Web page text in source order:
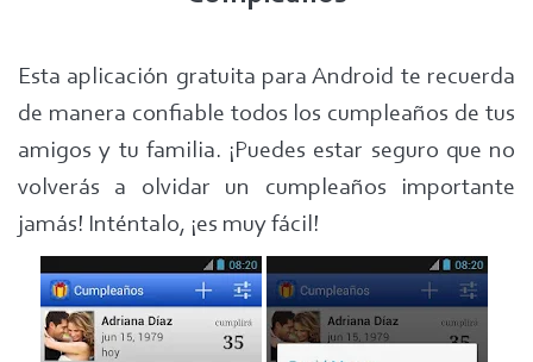
Esta aplicación gratuita para Android te recuerda
de manera confiable todos los cumpleaños de tus
amigos y tu familia. ¡Puedes estar seguro que no
volverás a olvidar un cumpleaños importante
jamás! Inténtalo, ¡es muy fácil!